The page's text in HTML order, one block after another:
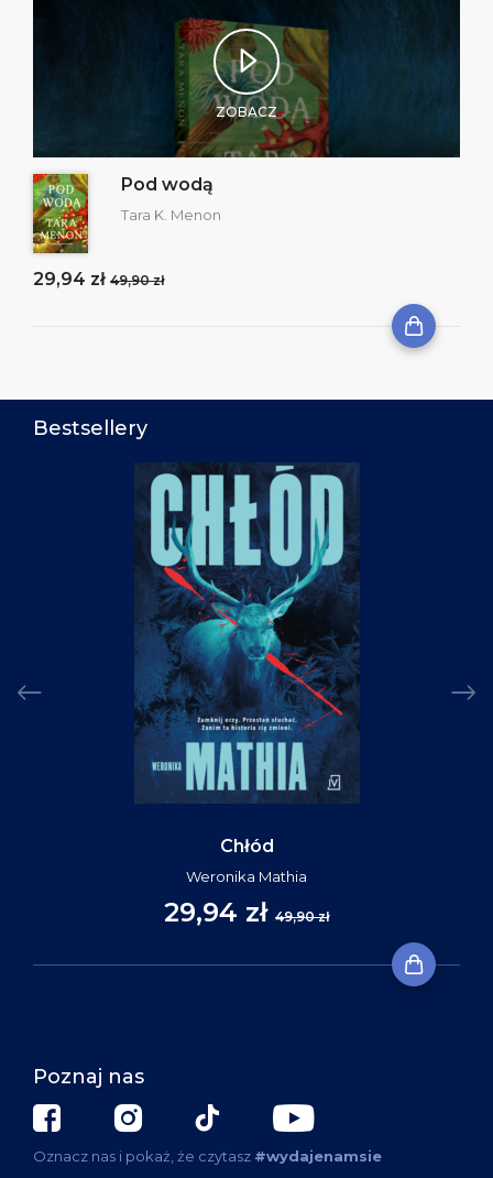
ZOBACZ
Pod wodą
Tara K. Menon
29,94 zł 49,90 zł
Bestsellery
Chłód
Weronika Mathia
29,94 zł 49,90 zł
Poznaj nas
Oznacz nas i pokaż, że czytasz #wydajenamsie